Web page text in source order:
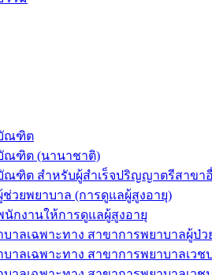
ณฑิต
ณฑิต (นานาชาติ)
ณฑิต สำหรับผู้สำเร็จปริญญาตรีสาขา
วยพยาบาล (การดูแลผู้สูงอายุ)
กงานให้การดูแลผู้สูงอายุ
าลเฉพาะทาง สาขาการพยาบาลผู้ป่
าลเฉพาะทาง สาขาการพยาบาลเว